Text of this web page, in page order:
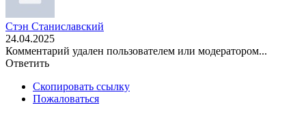
Стэн Станиславский
24.04.2025
Комментарий удален пользователем или модератором...
Ответить
Скопировать ссылку
Пожаловаться